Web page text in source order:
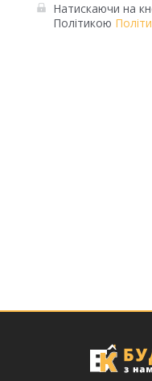
Натискаючи на
Політикою